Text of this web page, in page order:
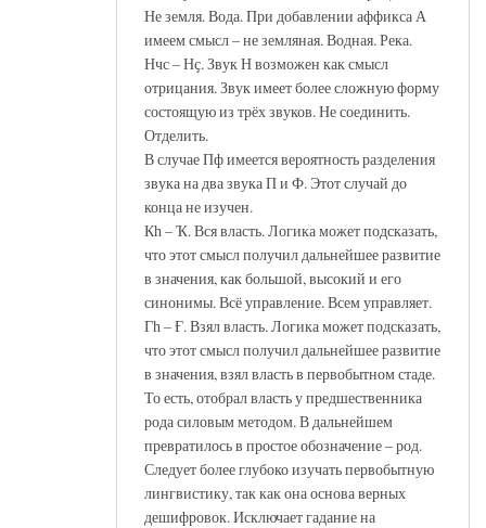
Не земля. Вода. При добавлении аффикса А
имеем смысл – не земляная. Водная. Река.
Нчс – Нҫ. Звук Н возможен как смысл
отрицания. Звук имеет более сложную форму
состоящую из трёх звуков. Не соединить.
Отделить.
В случае Пф имеется вероятность разделения
звука на два звука П и Ф. Этот случай до
конца не изучен.
Кһ – Ҡ. Вся власть. Логика может подсказать,
что этот смысл получил дальнейшее развитие
в значения, как большой, высокий и его
синонимы. Всё управление. Всем управляет.
Гһ – Ғ. Взял власть. Логика может подсказать,
что этот смысл получил дальнейшее развитие
в значения, взял власть в первобытном стаде.
То есть, отобрал власть у предшественника
рода силовым методом. В дальнейшем
превратилось в простое обозначение – род.
Следует более глубоко изучать первобытную
лингвистику, так как она основа верных
дешифровок. Исключает гадание на